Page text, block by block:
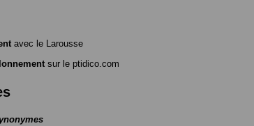
avec le Larousse
sur le ptidico.com